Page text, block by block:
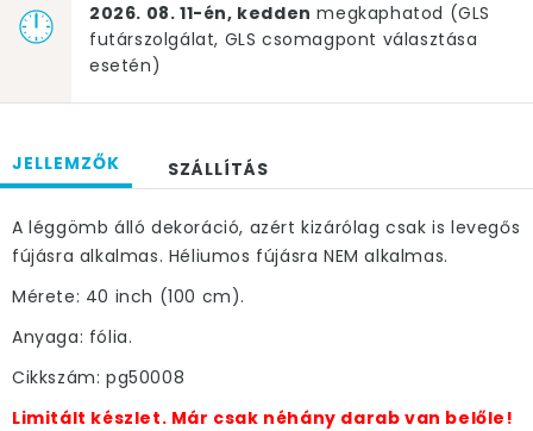
2026. 08. 11-én, kedden megkaphatod (GLS
futárszolgálat, GLS csomagpont választása
esetén)
JELLEMZŐK SZÁLLÍTÁS
A léggömb álló dekoráció, azért kizárólag csak is levegős
fújásra alkalmas. Héliumos fújásra NEM alkalmas.
Mérete: 40 inch (100 cm).
Anyaga: fólia.
Cikkszám: pg50008
Limitált készlet. Már csak néhány darab van belőle!